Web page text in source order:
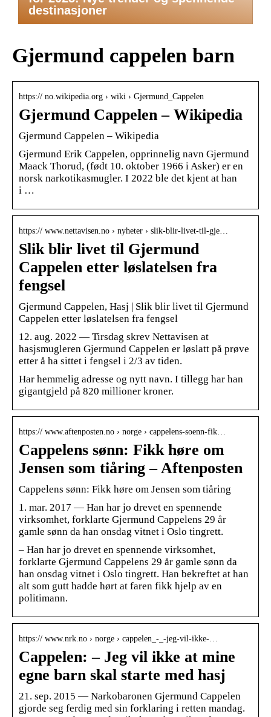
destinasjoner
Gjermund cappelen barn
https:// no.wikipedia.org › wiki › Gjermund_Cappelen
Gjermund Cappelen – Wikipedia
Gjermund Cappelen – Wikipedia
Gjermund Erik Cappelen, opprinnelig navn Gjermund
Maack Thorud, (født 10. oktober 1966 i Asker) er en
norsk narkotikasmugler. I 2022 ble det kjent at han
i …
https:// www.nettavisen.no › nyheter › slik-blir-livet-til-gje…
Slik blir livet til Gjermund
Cappelen etter løslatelsen fra
fengsel
Gjermund Cappelen, Hasj | Slik blir livet til Gjermund
Cappelen etter løslatelsen fra fengsel
12. aug. 2022 — Tirsdag skrev Nettavisen at
hasjsmugleren Gjermund Cappelen er løslatt på prøve
etter å ha sittet i fengsel i 2/3 av tiden.
Har hemmelig adresse og nytt navn. I tillegg har han
gigantgjeld på 820 millioner kroner.
https:// www.aftenposten.no › norge › cappelens-soenn-fik…
Cappelens sønn: Fikk høre om
Jensen som tiåring – Aftenposten
Cappelens sønn: Fikk høre om Jensen som tiåring
1. mar. 2017 — Han har jo drevet en spennende
virksomhet, forklarte Gjermund Cappelens 29 år
gamle sønn da han onsdag vitnet i Oslo tingrett.
– Han har jo drevet en spennende virksomhet,
forklarte Gjermund Cappelens 29 år gamle sønn da
han onsdag vitnet i Oslo tingrett. Han bekreftet at han
alt som gutt hadde hørt at faren fikk hjelp av en
politimann.
https:// www.nrk.no › norge › cappelen_-_-jeg-vil-ikke-…
Cappelen: – Jeg vil ikke at mine
egne barn skal starte med hasj
21. sep. 2015 — Narkobaronen Gjermund Cappelen
gjorde seg ferdig med sin forklaring i retten mandag.